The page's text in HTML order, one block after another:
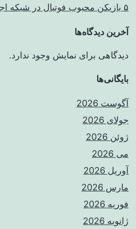
۵ بازیکن محبوب فوتبال در شبکه اجتماعی!
آخرین دیدگاه‌ها
دیدگاهی برای نمایش وجود ندارد.
بایگانی‌ها
آگوست 2026
جولای 2026
ژوئن 2026
می 2026
آوریل 2026
مارس 2026
فوریه 2026
ژانویه 2026